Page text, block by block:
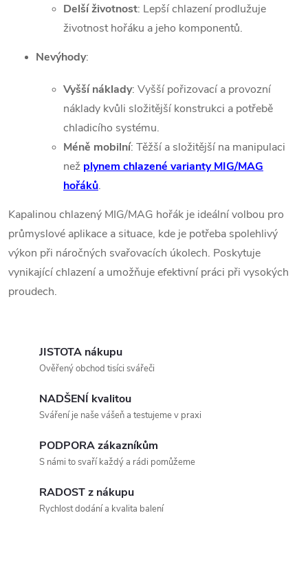
Delší životnost: Lepší chlazení prodlužuje
životnost hořáku a jeho komponentů.
Nevýhody:
Vyšší náklady: Vyšší pořizovací a provozní
náklady kvůli složitější konstrukci a potřebě
chladicího systému.
Méně mobilní: Těžší a složitější na manipulaci
než plynem chlazené varianty MIG/MAG
hořáků.
Kapalinou chlazený MIG/MAG hořák je ideální volbou pro
průmyslové aplikace a situace, kde je potřeba spolehlivý
výkon při náročných svařovacích úkolech. Poskytuje
vynikající chlazení a umožňuje efektivní práci při vysokých
proudech.
JISTOTA nákupu
Ověřený obchod tisíci svářeči
NADŠENÍ kvalitou
Sváření je naše vášeň a testujeme v praxi
PODPORA zákazníkům
S námi to svaří každý a rádi pomůžeme
RADOST z nákupu
Rychlost dodání a kvalita balení